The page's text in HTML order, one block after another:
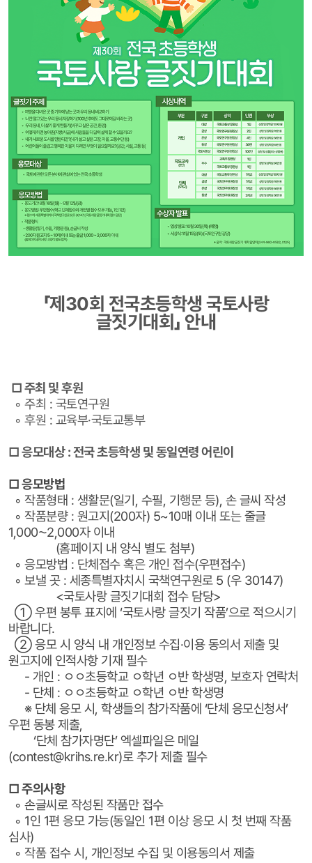
「제30회 전국초등학생 국토사랑
글짓기대회」 안내
□ 주최 및 후원
◦ 주최 : 국토연구원
◦ 후원 : 교육부·국토교통부
□ 응모대상 : 전국 초등학생 및 동일연령 어린이
□ 응모방법
◦ 작품형태 : 생활문(일기, 수필, 기행문 등), 손 글씨 작성
◦ 작품분량 : 원고지(200자) 5~10매 이내 또는 줄글
1,000⁓2,000자 이내
(홈페이지 내 양식 별도 첨부)
◦ 응모방법 : 단체접수 혹은 개인 접수(우편접수)
◦ 보낼 곳 : 세종특별자치시 국책연구원로 5 (우 30147)
<국토사랑 글짓기대회 접수 담당>
① 우편 봉투 표지에 ‘국토사랑 글짓기 작품’으로 적으시기
바랍니다.
② 응모 시 양식 내 개인정보 수집·이용 동의서 제출 및
원고지에 인적사항 기재 필수
- 개인 : ㅇㅇ초등학교 ㅇ학년 ㅇ반 학생명, 보호자 연락처
- 단체 : ㅇㅇ초등학교 ㅇ학년 ㅇ반 학생명
※ 단체 응모 시, 학생들의 참가작품에 ‘단체 응모신청서’
우편 동봉 제출,
‘단체 참가자명단’ 엑셀파일은 메일
(contest@krihs.re.kr)로 추가 제출 필수
□ 주의사항
◦ 손글씨로 작성된 작품만 접수
◦ 1인 1편 응모 가능(동일인 1편 이상 응모 시 첫 번째 작품
심사)
◦ 작품 접수 시, 개인정보 수집 및 이용동의서 제출